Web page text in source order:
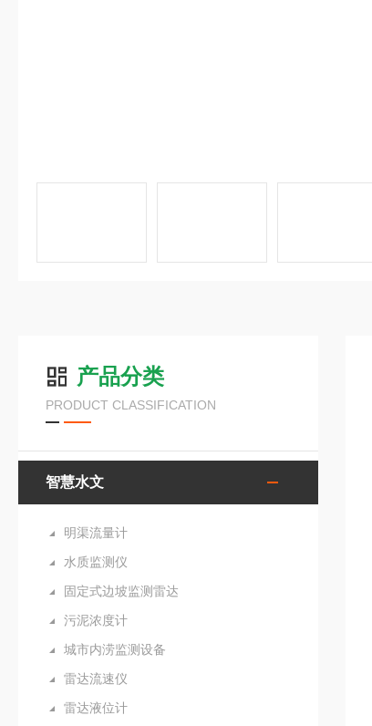
产品分类
PRODUCT CLASSIFICATION
智慧水文
明渠流量计
水质监测仪
固定式边坡监测雷达
污泥浓度计
城市内涝监测设备
雷达流速仪
雷达液位计